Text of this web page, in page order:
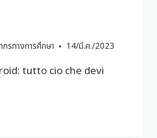
รทางการศึกษา 14/มี.ค./2023
tutto cio che devi